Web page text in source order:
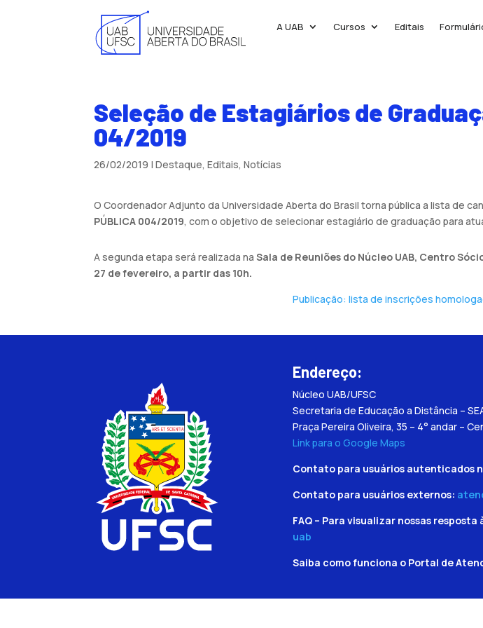
A UAB Cursos Editais
Seleção de Estagiários de
04/2019
26/02/2019 |Destaque,Editais,Notícias
O Coordenador Adjunto da Universidade Aberta do Brasil torna pública a lista de
PÚBLICA 004/2019, com o objetivo de selecionar estagiário de graduação para
A segunda etapa será realizada naSala de Reuniões do Núcleo UAB, Centro
27 de fevereiro, a partir das 10h.
Publicação: lista de inscrições
Endereço:
Núcleo UAB/UFSC
Secretaria de Educação a Distância –
Praça Pereira Oliveira, 35 – 4° andar –
Link para o Google Maps
Contato para usuários autenticados
Contato para usuários externos:
FAQ – Para visualizar nossas
uab
Saiba como funciona o Portal de